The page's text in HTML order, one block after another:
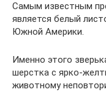
Самым известным
является белый
Южной Америки.
Именно этого
шерстка с ярко-
животному